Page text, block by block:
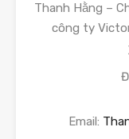
Thanh Hằng –
công ty
Email: